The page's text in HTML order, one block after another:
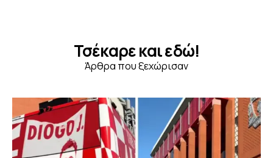
Τσέκαρε και εδώ!
Άρθρα που ξεχώρισαν